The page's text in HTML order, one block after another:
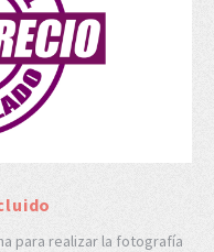
para realizar la fotografía